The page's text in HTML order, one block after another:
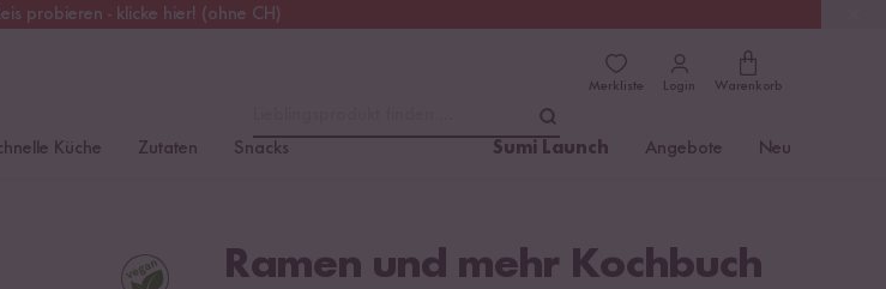
probieren - klicke hier! (ohne CH)
Kostenloser Versand
Merkliste Login Warenkorb
Küche Zutaten Snacks Sumi Launch Angebote Neu
Ramen und mehr Kochbuch